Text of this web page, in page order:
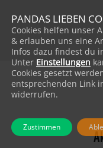
PANDAS LIEBEN
Cookies helfen unser
& erlauben uns eine
Infos dazu findest du
Unter Einstellungen
Cookies gesetzt
entsprechenden Link
widerrufen.
Zustimmen